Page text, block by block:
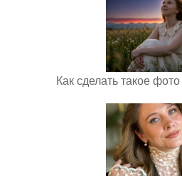
Как сделать такое